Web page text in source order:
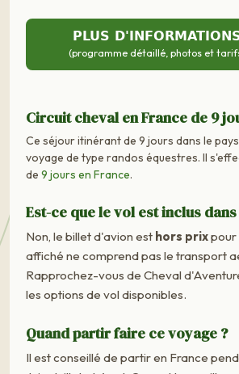
PLUS
(programme détaillé, photos et
Circuit cheval en France de 9
Ce séjour itinérant de 9 jours dans le
voyage de type randos équestres. Il
de 9 jours en France.
Est-ce que le vol est inclus
Non, le billet d'avion est hors prixpour
affiché ne comprend pas le transport
Rapprochez-vous de Cheval
les options de vol disponibles.
Quand partir faire ce voyage ?
Il est conseillé de partir en France